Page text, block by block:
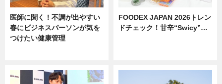
医師に聞く！不調が出やすい
春にビジネスパーソンが気を
つけたい健康管理
FOODEX JAPAN 2026トレン
ドチェック！甘辛“Swicy”…